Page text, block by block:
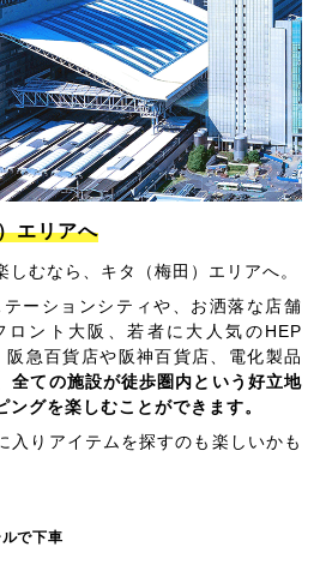
エリアへ
しむなら、キタ（梅田）エリアへ。
ーションシティや、お洒落な店舗
ロント大阪、若者に大人気のHEP
阪急百貨店や阪神百貨店、電化製品
全ての施設が徒歩圏内という好立地
グを楽しむことができます。
入りアイテムを探すのも楽しいかも
で下車